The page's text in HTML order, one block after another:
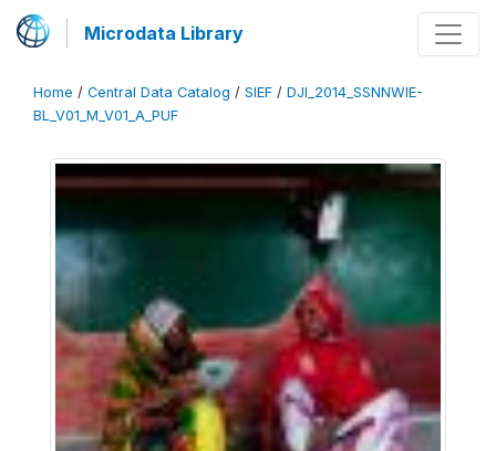
Microdata Library
Home / Central Data Catalog / SIEF / DJI_2014_SSNNWIE-
BL_V01_M_V01_A_PUF